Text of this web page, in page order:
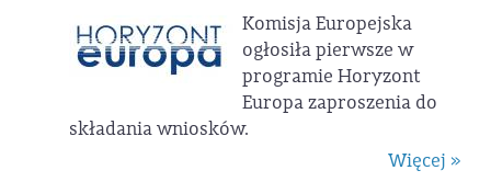
Komisja Europejska
ogłosiła pierwsze w
programie Horyzont
Europa zaproszenia do
składania wniosków.
Więcej »